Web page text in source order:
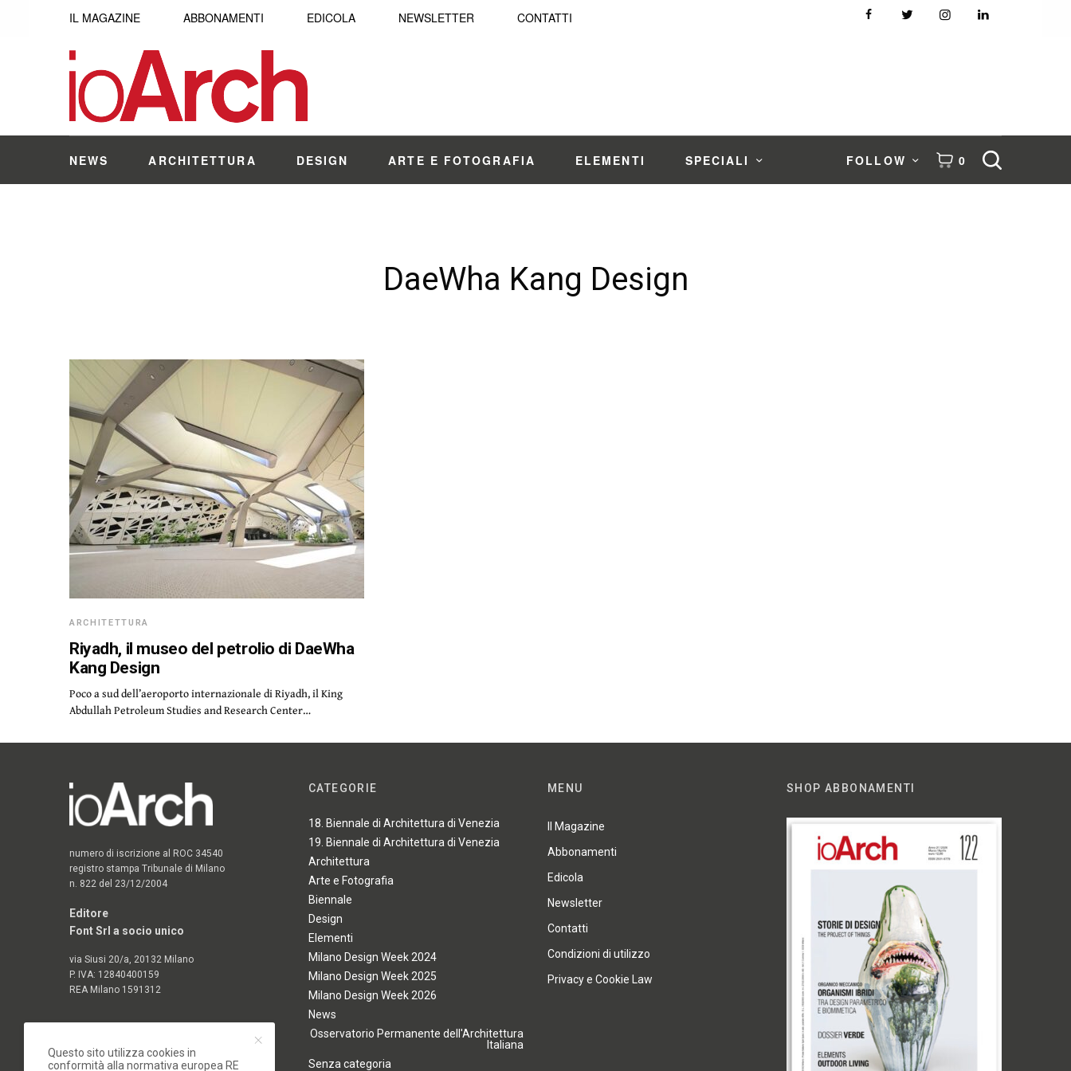
IL MAGAZINE ABBONAMENTI EDICOLA NEWSLETTER CONTATTI
NEWS ARCHITETTURA DESIGN ARTE E FOTOGRAFIA ELEMENTI SPECIALI FOLLOW 0
DaeWha Kang Design
ARCHITETTURA
Riyadh, il museo del petrolio di DaeWha
Kang Design
Poco a sud dell’aeroporto internazionale di Riyadh, il King
Abdullah Petroleum Studies and Research Center…
numero di iscrizione al ROC 34540
registro stampa Tribunale di Milano
n. 822 del 23/12/2004
Editore
Font Srl a socio unico
via Siusi 20/a, 20132 Milano
P. IVA: 12840400159
REA Milano 1591312
CATEGORIE
18. Biennale di Architettura di Venezia
19. Biennale di Architettura di Venezia
Architettura
Arte e Fotografia
Biennale
Design
Elementi
Milano Design Week 2024
Milano Design Week 2025
Milano Design Week 2026
News
Osservatorio Permanente dell'Architettura
Italiana
Senza categoria
MENU
Il Magazine
Abbonamenti
Edicola
Newsletter
Contatti
Condizioni di utilizzo
Privacy e Cookie Law
SHOP ABBONAMENTI
Questo sito utilizza cookies in
conformità alla normativa europea RE